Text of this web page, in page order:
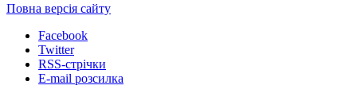
Повна версія сайту
Facebook
Twitter
RSS-стрічки
E-mail розсилка